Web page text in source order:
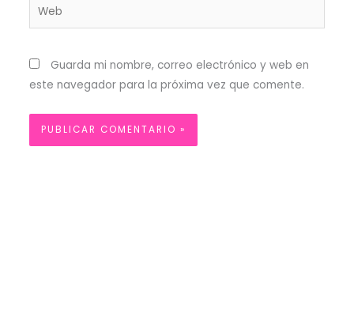
Web
Guarda mi nombre, correo electrónico y web en
este navegador para la próxima vez que comente.